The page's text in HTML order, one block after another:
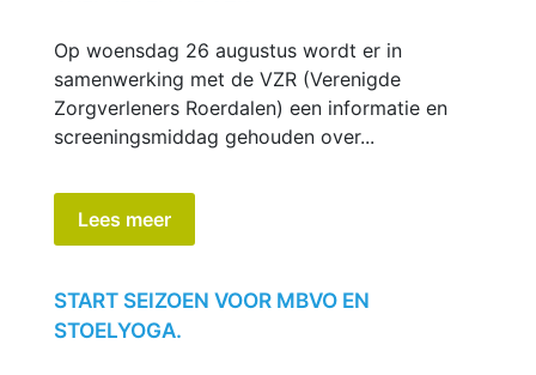
Op woensdag 26 augustus wordt er in
samenwerking met de VZR (Verenigde
Zorgverleners Roerdalen) een informatie en
screeningsmiddag gehouden over...
Lees meer
START SEIZOEN VOOR MBVO EN
STOELYOGA.